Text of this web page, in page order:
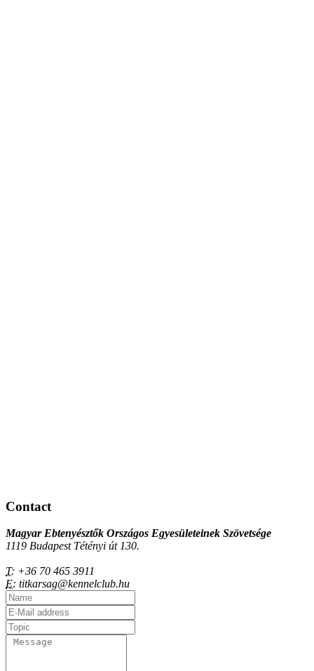
Contact
Magyar Ebtenyésztők Országos Egyesületeinek Szövetsége
1119 Budapest Tétényi út 130.
T: +36 70 465 3911
E: titkarsag@kennelclub.hu